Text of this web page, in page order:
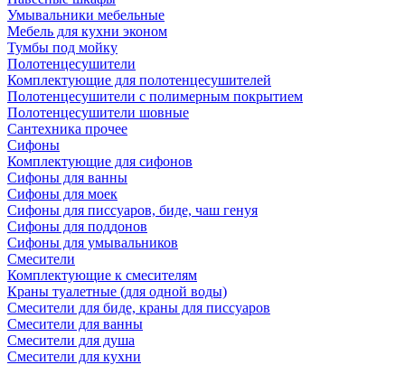
Умывальники мебельные
Мебель для кухни эконом
Тумбы под мойку
Полотенцесушители
Комплектующие для полотенцесушителей
Полотенцесушители с полимерным покрытием
Полотенцесушители шовные
Сантехника прочее
Сифоны
Комплектующие для сифонов
Сифоны для ванны
Сифоны для моек
Сифоны для писсуаров, биде, чаш генуя
Сифоны для поддонов
Сифоны для умывальников
Смесители
Комплектующие к смесителям
Краны туалетные (для одной воды)
Смесители для биде, краны для писсуаров
Смесители для ванны
Смесители для душа
Смесители для кухни